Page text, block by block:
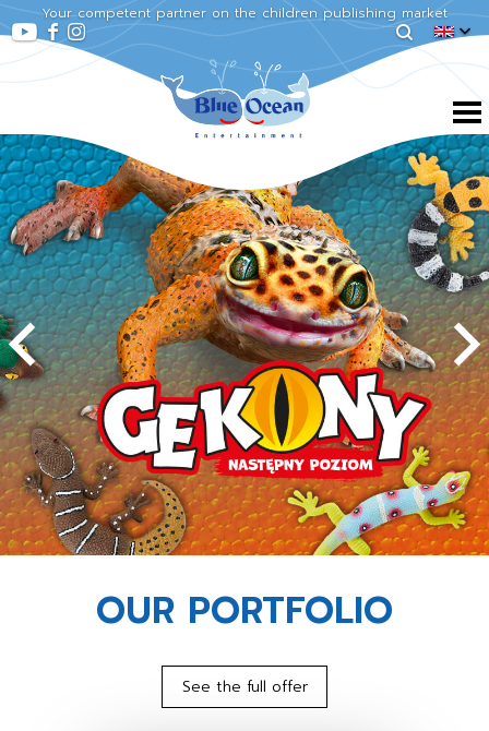
Your competent partner on the children publishing market
OUR PORTFOLIO
See the full offer